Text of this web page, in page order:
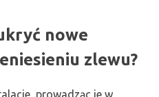
nowe
zlewu?
prowadząc je w